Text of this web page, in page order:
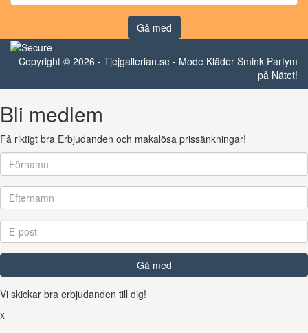
Gå med
Copyright © 2026 - Tjejgallerian.se - Mode Kläder Smink Parfym
på Nätet!
Bli medlem
Få riktigt bra Erbjudanden och makalösa prissänkningar!
Gå med
Vi skickar bra erbjudanden till dig!
x